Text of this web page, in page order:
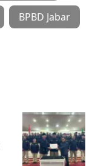
BPBD Jabar